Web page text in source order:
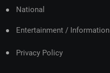
National
Entertainment / Information
Privacy Policy